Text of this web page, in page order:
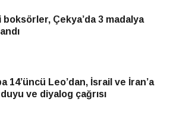
boksörler, Çekya’da 3 madalya
14’üncü Leo’dan, İsrail ve İran’a
ve diyalog çağrısı